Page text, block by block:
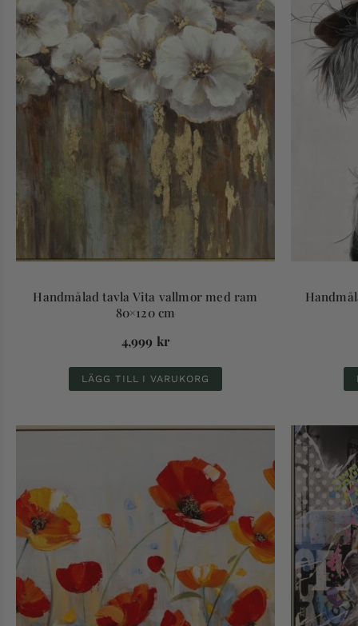
Handmålad tavla Vita vallmor med ram
80×120 cm
4,999 kr
LÄGG TILL I VARUKORG